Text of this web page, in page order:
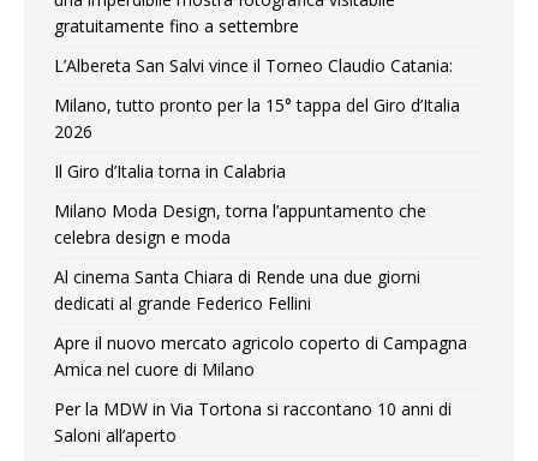
gratuitamente fino a settembre
L’Albereta San Salvi vince il Torneo Claudio Catania:
Milano, tutto pronto per la 15° tappa del Giro d’Italia
2026
Il Giro d’Italia torna in Calabria
Milano Moda Design, torna l’appuntamento che
celebra design e moda
Al cinema Santa Chiara di Rende una due giorni
dedicati al grande Federico Fellini
Apre il nuovo mercato agricolo coperto di Campagna
Amica nel cuore di Milano
Per la MDW in Via Tortona si raccontano 10 anni di
Saloni all’aperto